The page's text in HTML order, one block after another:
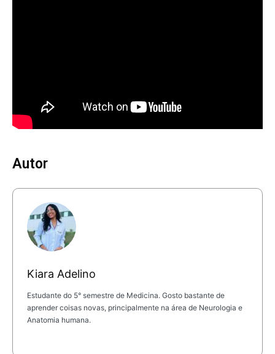
Autor
Kiara Adelino
Estudante do 5° semestre de Medicina. Gosto bastante de
aprender coisas novas, principalmente na área de Neurologia e
Anatomia humana.